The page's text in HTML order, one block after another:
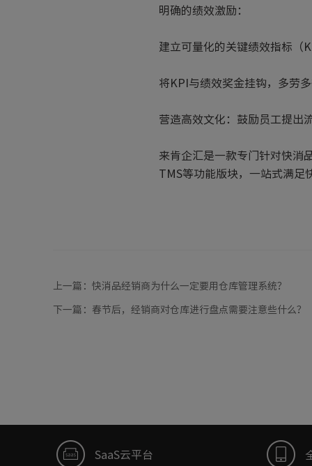
明确的绩效激励：
建立可量化的关键绩效指标（
将KPI与绩效奖金挂钩，多劳
营造高效文化：鼓励员工提出
来肯企汇是一款专门针对快消
TMS等功能版块，一站式满足
上一篇： 快消品经销商为什么一定要用仓库管理系统？
下一篇： 春节后，经销商对仓库进行盘点需要注意些什么？
SaaS云平台